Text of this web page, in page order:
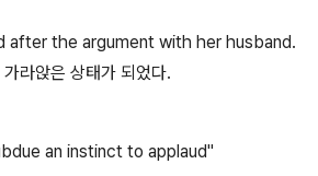
after the argument with her husband.
라앉은 상태가 되었다.
an instinct to applaud"